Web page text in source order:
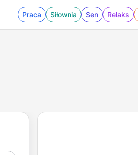
Praca Siłownia Sen Relaks